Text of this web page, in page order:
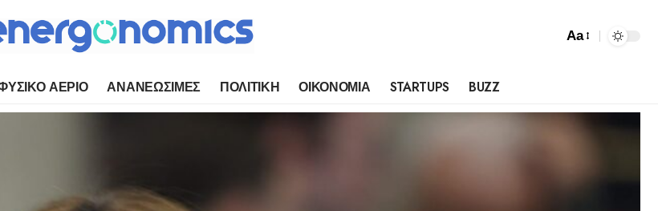
Aa
ΑΕΡΙΟ ΑΝΑΝΕΩΣΙΜΕΣ ΠΟΛΙΤΙΚΗ ΟΙΚΟΝΟΜΙΑ STARTUPS BUZZ